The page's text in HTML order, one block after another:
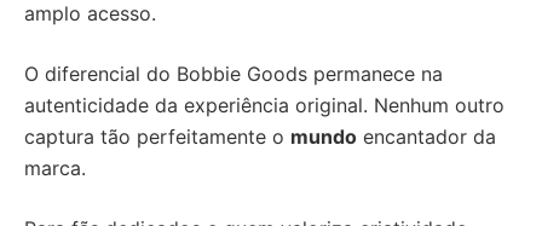
amplo acesso.
O diferencial do Bobbie Goods permanece na
autenticidade da experiência original. Nenhum outro
captura tão perfeitamente o mundo encantador da
marca.